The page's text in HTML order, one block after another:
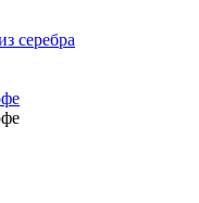
серебра